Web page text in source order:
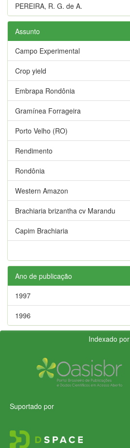
PEREIRA, R. G. de A.
Assunto
Campo Experimental
Crop yield
Embrapa Rondônia
Gramínea Forrageira
Porto Velho (RO)
Rendimento
Rondônia
Western Amazon
Brachiaria brizantha cv Marandu
Capim Brachiaria
Ano de publicação
1997
1996
Indexado por
Suportado por